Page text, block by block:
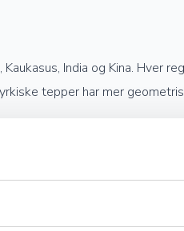
India og Kina. Hver
tepper har mer
Jo høyere kvalitet og finere